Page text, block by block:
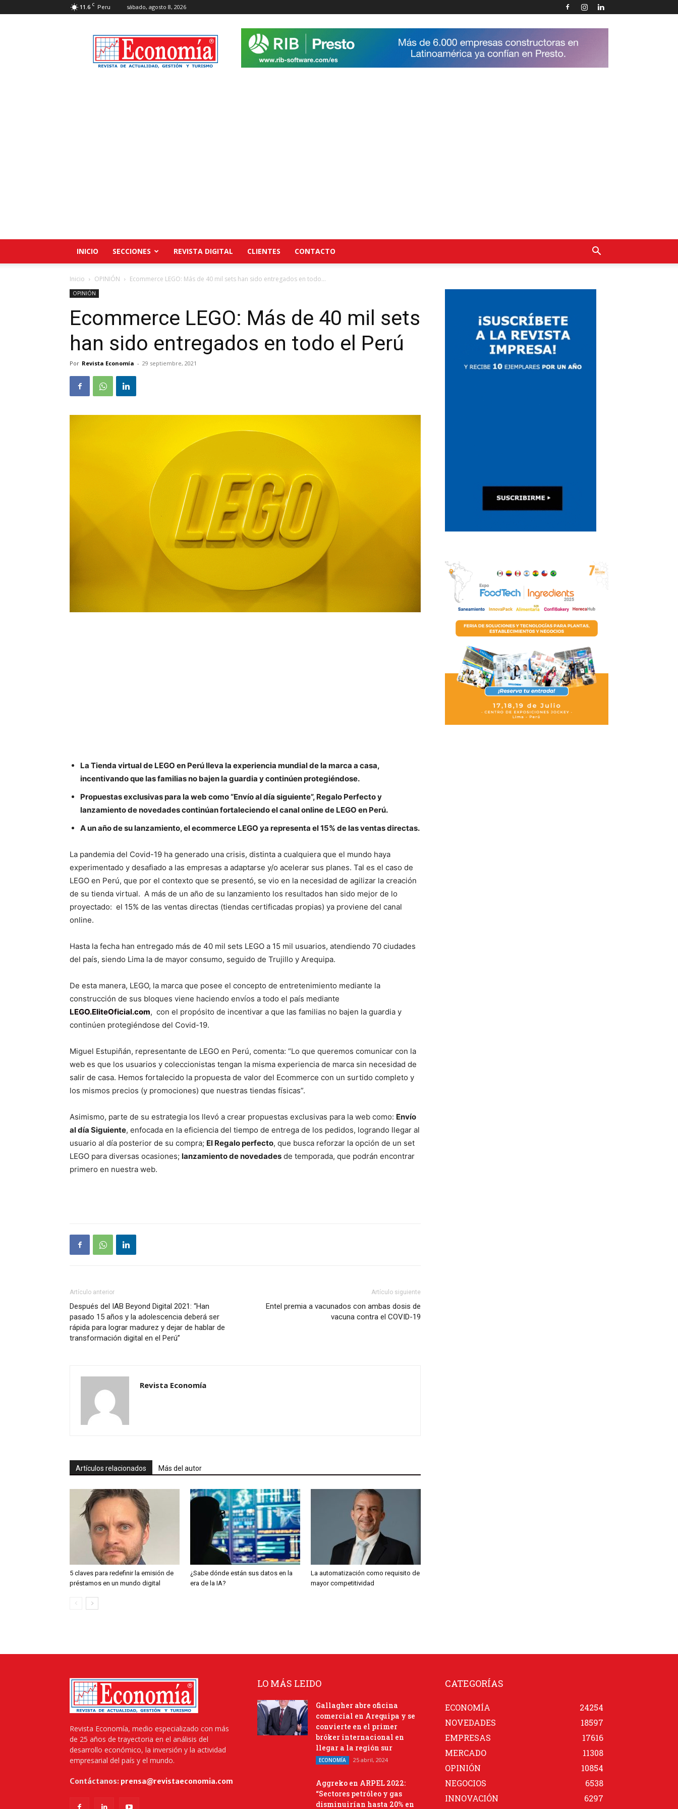
11.6 C Peru sábado, agosto 8, 2026
Revista
Economía
INICIO SECCIONES REVISTA DIGITAL CLIENTES CONTACTO
Inicio OPINIÓN Ecommerce LEGO: Más de 40 mil sets han sido entregados en todo...
OPINIÓN
Ecommerce LEGO: Más de 40 mil sets
han sido entregados en todo el Perú
Por Revista Economía - 29 septiembre, 2021
La Tienda virtual de LEGO en Perú lleva la experiencia mundial de la marca a casa,
incentivando que las familias no bajen la guardia y continúen protegiéndose.
Propuestas exclusivas para la web como “Envío al día siguiente”, Regalo Perfecto y
lanzamiento de novedades continúan fortaleciendo el canal online de LEGO en Perú.
A un año de su lanzamiento, el ecommerce LEGO ya representa el 15% de las ventas directas.
La pandemia del Covid-19 ha generado una crisis, distinta a cualquiera que el mundo haya
experimentado y desafiado a las empresas a adaptarse y/o acelerar sus planes. Tal es el caso de
LEGO en Perú, que por el contexto que se presentó, se vio en la necesidad de agilizar la creación
de su tienda virtual. A más de un año de su lanzamiento los resultados han sido mejor de lo
proyectado: el 15% de las ventas directas (tiendas certificadas propias) ya proviene del canal
online.
Hasta la fecha han entregado más de 40 mil sets LEGO a 15 mil usuarios, atendiendo 70 ciudades
del país, siendo Lima la de mayor consumo, seguido de Trujillo y Arequipa.
De esta manera, LEGO, la marca que posee el concepto de entretenimiento mediante la
construcción de sus bloques viene haciendo envíos a todo el país mediante
LEGO.EliteOficial.com, con el propósito de incentivar a que las familias no bajen la guardia y
continúen protegiéndose del Covid-19.
Miguel Estupiñán, representante de LEGO en Perú, comenta: “Lo que queremos comunicar con la
web es que los usuarios y coleccionistas tengan la misma experiencia de marca sin necesidad de
salir de casa. Hemos fortalecido la propuesta de valor del Ecommerce con un surtido completo y
los mismos precios (y promociones) que nuestras tiendas físicas”.
Asimismo, parte de su estrategia los llevó a crear propuestas exclusivas para la web como: Envío
al día Siguiente, enfocada en la eficiencia del tiempo de entrega de los pedidos, logrando llegar al
usuario al día posterior de su compra; El Regalo perfecto, que busca reforzar la opción de un set
LEGO para diversas ocasiones; lanzamiento de novedades de temporada, que podrán encontrar
primero en nuestra web.
Artículo anterior
Después del IAB Beyond Digital 2021: “Han
pasado 15 años y la adolescencia deberá ser
rápida para lograr madurez y dejar de hablar de
transformación digital en el Perú”
Artículo siguiente
Entel premia a vacunados con ambas dosis de
vacuna contra el COVID-19
Revista Economía
Artículos relacionados Más del autor
5 claves para redefinir la emisión de
préstamos en un mundo digital
¿Sabe dónde están sus datos en la
era de la IA?
La automatización como requisito de
mayor competitividad
Revista Economía, medio especializado con más
de 25 años de trayectoria en el análisis del
desarrollo económico, la inversión y la actividad
empresarial del país y el mundo.
Contáctanos: prensa@revistaeconomia.com
LO MÁS LEIDO
Gallagher abre oficina
comercial en Arequipa y se
convierte en el primer
bróker internacional en
llegar a la región sur
ECONOMÍA 25 abril, 2024
Aggreko en ARPEL 2022:
“Sectores petróleo y gas
disminuirían hasta 20% en
CATEGORÍAS
ECONOMÍA
24254
NOVEDADES
18597
EMPRESAS
17616
MERCADO
11308
OPINIÓN
10854
NEGOCIOS
6538
INNOVACIÓN
6297